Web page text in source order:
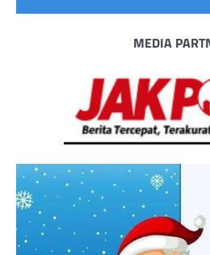
MEDIA